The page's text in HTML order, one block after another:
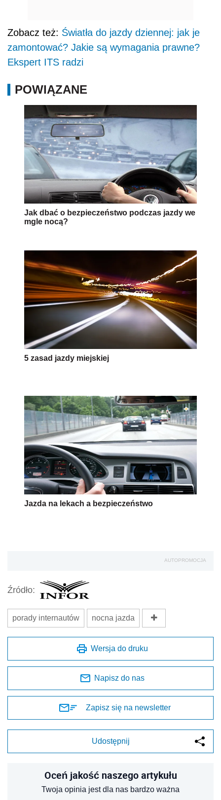
Zobacz też: Światła do jazdy dziennej: jak je
zamontować? Jakie są wymagania prawne?
Ekspert ITS radzi
POWIĄZANE
Jak dbać o bezpieczeństwo podczas jazdy we
mgle nocą?
5 zasad jazdy miejskiej
Jazda na lekach a bezpieczeństwo
AUTOPROMOCJA
Źródło:
porady internautów nocna jazda
Wersja do druku
Napisz do nas
Zapisz się na newsletter
Udostępnij
Oceń jakość naszego artykułu
Twoja opinia jest dla nas bardzo ważna